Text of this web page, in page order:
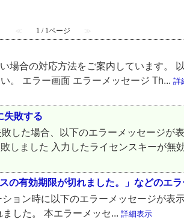
≪ 1 / 1ページ ≫
場合の対応方法をご案内しています。
。 エラー画面 エラーメッセージ Th... 詳
敗する
した場合、以下のエラーメッセージが
しました 入力したライセンスキーが無
有効期限が切れました。」などのエ
ョン時に以下のエラーメッセージが表
した。 本エラーメッセ... 詳細表示